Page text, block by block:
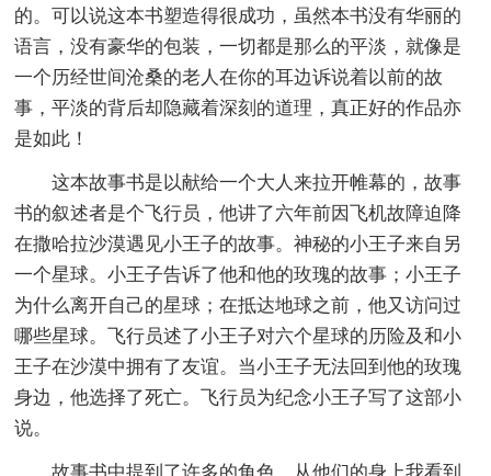
的。可以说这本书塑造得很成功，虽然本书没有华丽的
语言，没有豪华的包装，一切都是那么的平淡，就像是
一个历经世间沧桑的老人在你的耳边诉说着以前的故
事，平淡的背后却隐藏着深刻的道理，真正好的作品亦
是如此！
这本故事书是以献给一个大人来拉开帷幕的，故事
书的叙述者是个飞行员，他讲了六年前因飞机故障迫降
在撒哈拉沙漠遇见小王子的故事。神秘的小王子来自另
一个星球。小王子告诉了他和他的玫瑰的故事；小王子
为什么离开自己的星球；在抵达地球之前，他又访问过
哪些星球。飞行员述了小王子对六个星球的历险及和小
王子在沙漠中拥有了友谊。当小王子无法回到他的玫瑰
身边，他选择了死亡。飞行员为纪念小王子写了这部小
说。